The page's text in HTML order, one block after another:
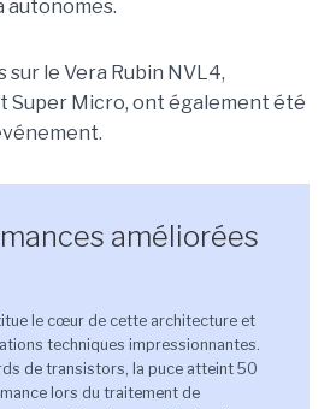
autonomes.
sur le Vera Rubin NVL4,
Super Micro, ont également été
.
améliorées
le cœur de cette architecture et
techniques impressionnantes.
de transistors, la puce atteint 50
lors du traitement de